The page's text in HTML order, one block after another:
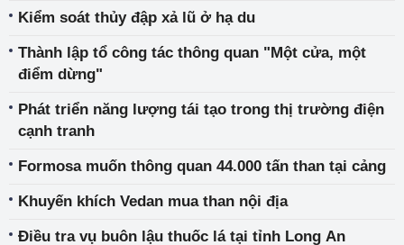
Kiểm soát thủy đập xả lũ ở hạ du
Thành lập tổ công tác thông quan "Một cửa, một
điểm dừng"
Phát triển năng lượng tái tạo trong thị trường điện
cạnh tranh
Formosa muốn thông quan 44.000 tấn than tại cảng
Khuyến khích Vedan mua than nội địa
Điều tra vụ buôn lậu thuốc lá tại tỉnh Long An